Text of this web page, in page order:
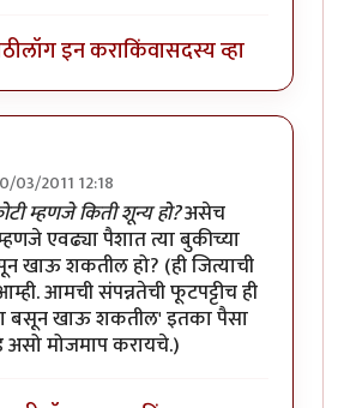
लॉग इन कराकिंवासदस्य व्हा
03/2011 12:18
कविता!byपैसा
म्हणजे किती शून्य हो?असेच
म्हणजे एवढ्या पैशात त्या बुकीच्या
खाऊ शकतील हो? (ही जित्याची
आमची संपन्नतेची फूटपट्टीच ही
बसून खाऊ शकतील' इतका पैसा
मोजमाप करायचे.)